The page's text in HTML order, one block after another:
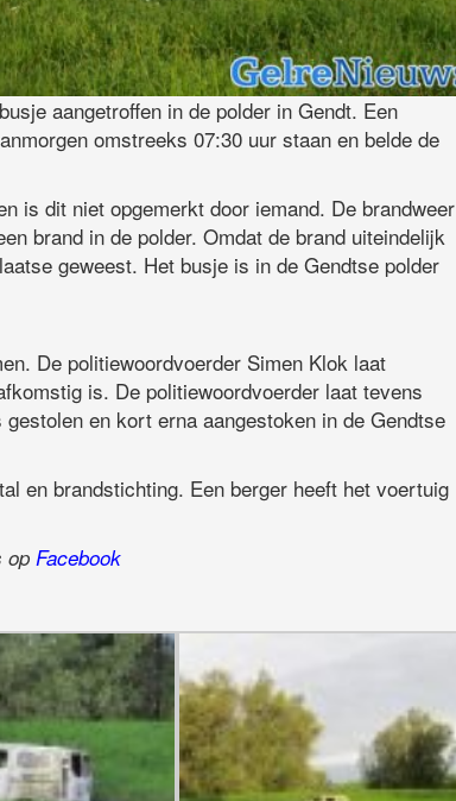
aangetroffen in de polder in Gendt. Een
omstreeks 07:30 uur staan en belde de
is dit niet opgemerkt door iemand. De brandweer
brand in de polder. Omdat de brand uiteindelijk
geweest. Het busje is in de Gendtse polder
De politiewoordvoerder Simen Klok laat
is. De politiewoordvoerder laat tevens
en kort erna aangestoken in de Gendtse
en brandstichting. Een berger heeft het voertuig
op Facebook